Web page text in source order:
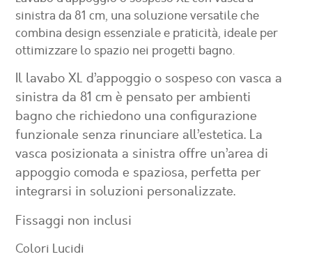
sinistra da 81 cm, una soluzione versatile che
combina design essenziale e praticità, ideale per
ottimizzare lo spazio nei progetti bagno.
Il lavabo XL d’appoggio o sospeso con vasca a
sinistra da 81 cm è pensato per ambienti
bagno che richiedono una configurazione
funzionale senza rinunciare all’estetica. La
vasca posizionata a sinistra offre un’area di
appoggio comoda e spaziosa, perfetta per
integrarsi in soluzioni personalizzate.
Fissaggi non inclusi
Colori Lucidi